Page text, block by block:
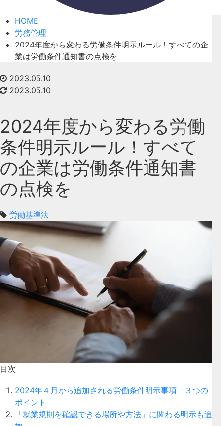
HOME
労務管理
2024年度から変わる労働条件明示ルール！すべての企
業は労働条件通知書の点検を
2023.05.10
2023.05.10
2024年度から変わる労働
条件明示ルール！すべて
の企業は労働条件通知書
の点検を
労働基準法
目次
2024年４月から追加される労働条件明示事項 ３つの
ポイント
「就業規則を確認できる場所や方法」に関わる明示も追